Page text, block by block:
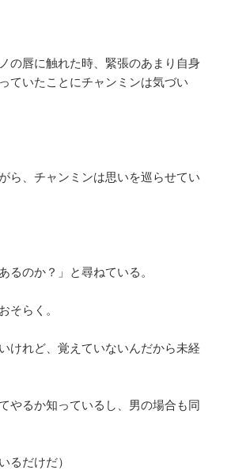
の唇に触れた時、緊張のあまり自身
ていたことにチャンミンは気づい
ら、チャンミンは思いを巡らせてい
るのか？」と尋ねている。
そらく。
けれど、覚えていないんだから未経
やるか知っているし、男の場合も同
るだけだ）